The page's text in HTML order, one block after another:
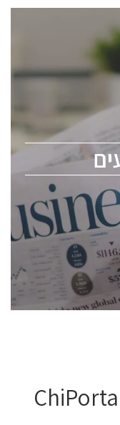
כולל מהנדסים,
ChipEx2026
conference is
professional